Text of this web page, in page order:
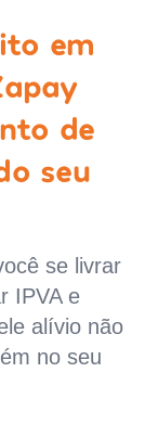
em
de
seu
se livrar
IPVA e
alívio não
no seu